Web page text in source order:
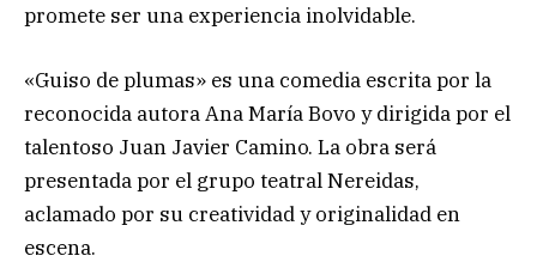
promete ser una experiencia inolvidable.
«Guiso de plumas» es una comedia escrita por la
reconocida autora Ana María Bovo y dirigida por el
talentoso Juan Javier Camino. La obra será
presentada por el grupo teatral Nereidas,
aclamado por su creatividad y originalidad en
escena.